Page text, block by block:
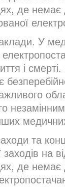
де немає
У
і смерті.
та
заходів на
де немає